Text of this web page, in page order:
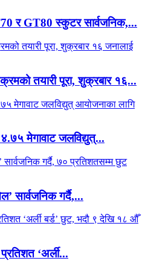
र GT80 स्कुटर सार्वजनिक,...
तयारी पूरा, शुक्रबार १६...
मेगावाट जलविद्युत्...
सार्वजनिक गर्दै,...
‘अर्ली...